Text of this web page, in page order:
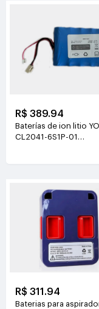
R$ 389.94
Baterías de ion litio
CL2041-6S1P-01
R$ 311.94
Baterias para